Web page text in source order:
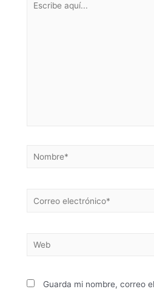
Guarda mi nombre, correo